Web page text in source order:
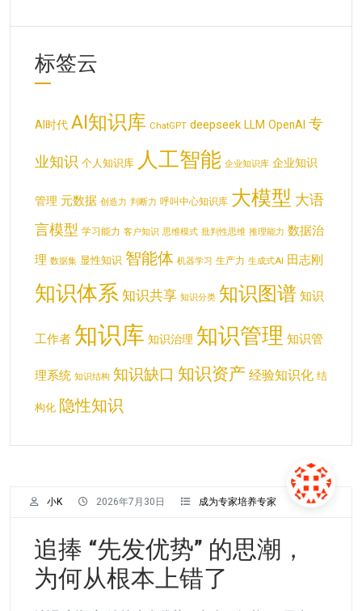
小K 2026年7月30日 成为专家培养专家
追捧 “先发优势” 的思潮，
为何从根本上错了
标签云
AI时代 AI知识库 ChatGPT deepseek LLM OpenAI 专
业知识 个人知识库 人工智能 企业知识库 企业知识
管理 元数据 创造力 判断力 呼叫中心知识库 大模型 大语
言模型 学习能力 客户知识 思维模式 批判性思维 推理能力 数据治
理 数据集 显性知识 智能体 机器学习 生产力 生成式AI 田志刚
知识体系 知识共享 知识分类 知识图谱 知识
工作者 知识库 知识治理 知识管理 知识管
理系统 知识结构 知识缺口 知识资产 经验知识化 结
构化 隐性知识